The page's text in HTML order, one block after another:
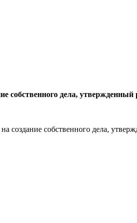
собственного дела,
создание собственного дела,